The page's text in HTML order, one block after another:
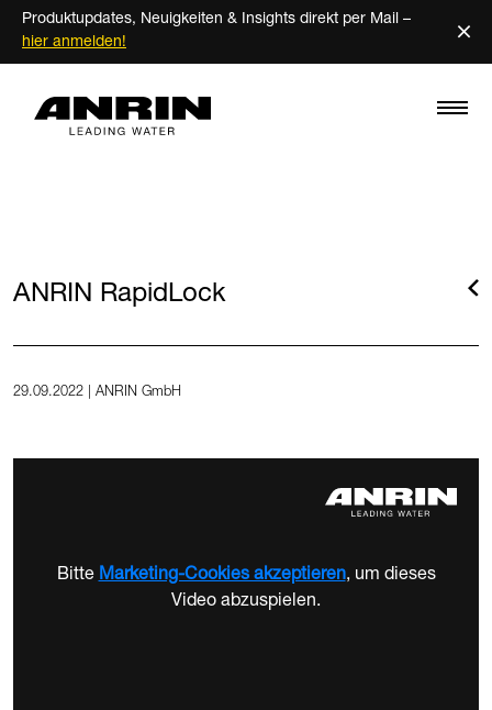
Produktupdates, Neuigkeiten & Insights direkt per Mail –
hier anmelden!
×
ANRIN RapidLock
29.09.2022 | ANRIN GmbH
BitteMarketing-Cookies akzeptieren, um dieses
Video abzuspielen.